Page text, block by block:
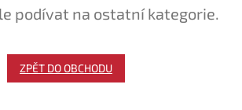
podívat na ostatní kategorie.
ZPĚT DO OBCHODU